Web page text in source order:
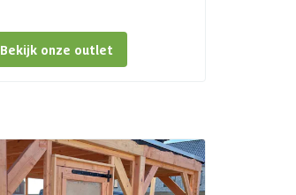
Bekijk onze outlet